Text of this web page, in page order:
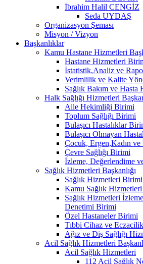
İbrahim Halil CENGİZ
Seda UYDAŞ
Organizasyon Şeması
Misyon / Vizyon
Başkanlıklar
Kamu Hastane Hizmetleri
Hastane Hizmetleri
İstatistik,Analiz ve
Verimlilik ve Kalite
Sağlık Bakım ve
Halk Sağlığı Hizmetleri
Aile Hekimliği Birimi
Toplum Sağlığı Birimi
Bulaşıcı Hastalıklar
Bulaşıcı Olmayan
Çocuk, Ergen,Kadın ve
Çevre Sağlığı Birimi
İzleme, Değerlendime
Sağlık Hizmetleri Başkanlığı
Sağlık Hizmetleri Birimi
Kamu Sağlık
Sağlık Hizmetleri
Denetimi Birimi
Özel Hastaneler Birimi
Tıbbi Cihaz ve
Ağız ve Diş Sağlığı
Acil Sağlık Hizmetleri
Acil Sağlık Hizmetleri
112 Acil Sağlık